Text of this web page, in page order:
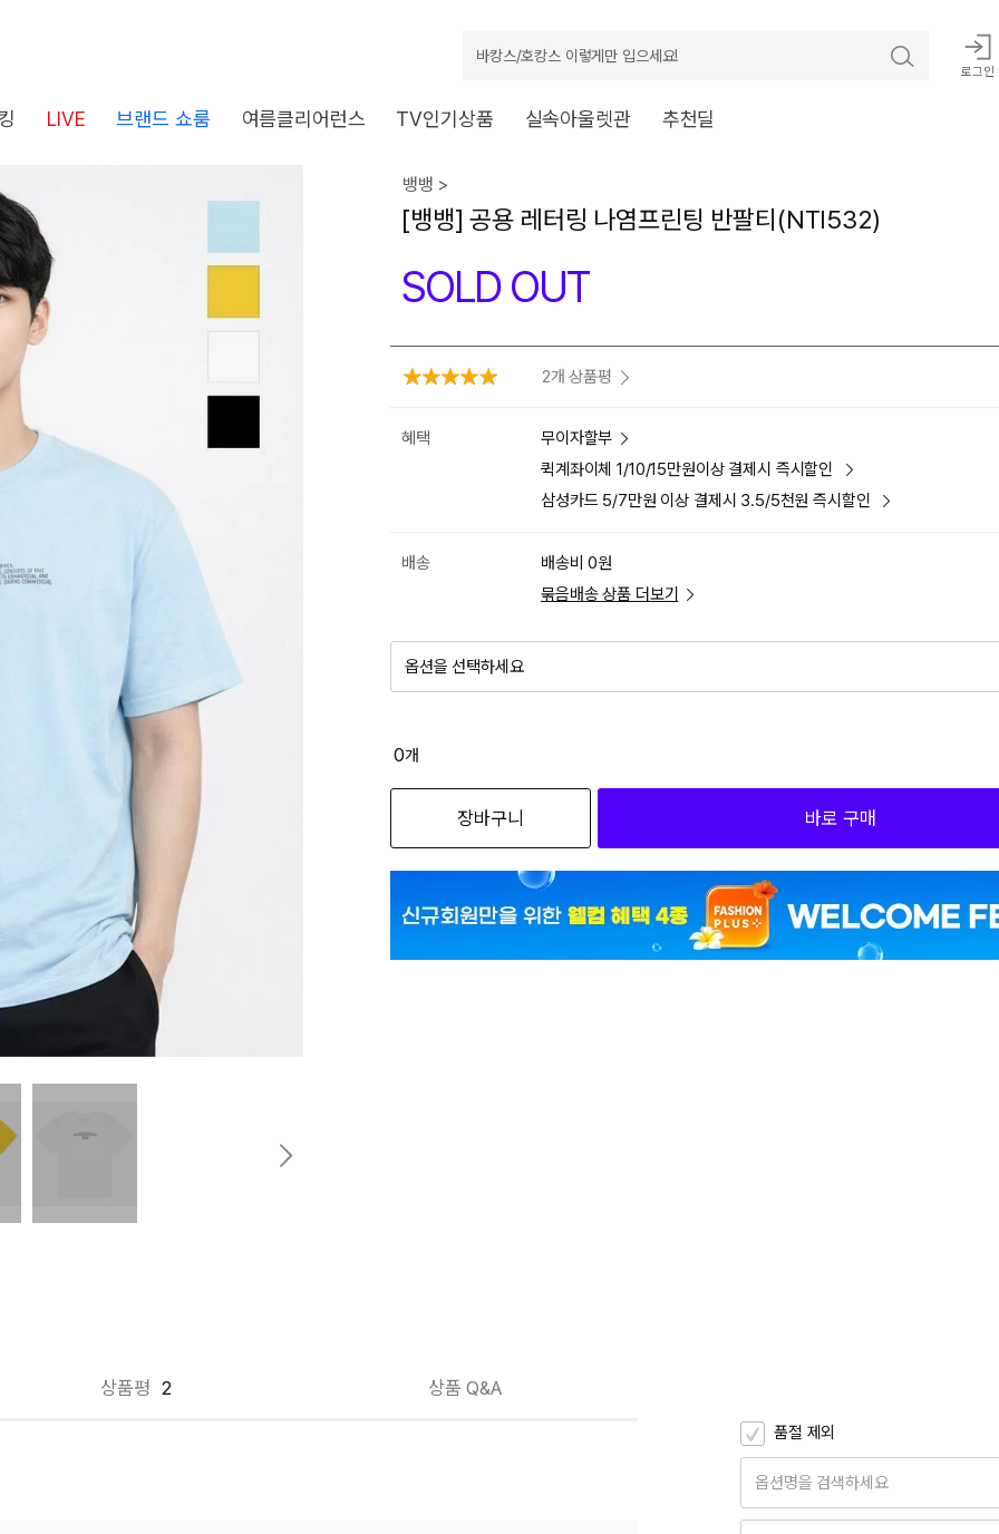
바캉스/호캉스 이렇게만 입으세요!
로그인
LIVE 브랜드 쇼룸 여름클리어런스 TV인기상품 실속아울렛관 추천딜
뱅뱅 >
[뱅뱅] 공용 레터링 나염프린팅 반팔티(NTI532)
SOLD OUT
2개 상품평
혜택
무이자할부
퀵계좌이체 1/10/15만원이상 결제시 즉시할인
삼성카드 5/7만원 이상 결제시 3.5/5천원 즉시할인
배송
배송비 0원
묶음배송 상품 더보기
옵션을 선택하세요
0개
장바구니 바로 구매
상품평 2 상품 Q&A
품절 제외
옵션명을 검색하세요